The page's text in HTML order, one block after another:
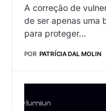
A correção de
de ser apenas uma
para proteger…
POR PATRÍCIA DAL MOLIN